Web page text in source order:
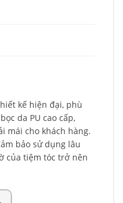
kế hiện đại, phù
da PU cao cấp,
mái cho khách hàng.
bảo sử dụng lâu
của tiệm tóc trở nên